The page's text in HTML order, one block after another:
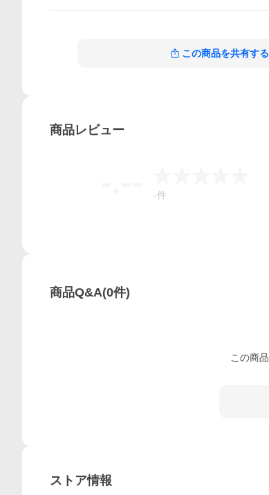
この商品を共有する
商品レビュー
-件
商品Q&A(0件)
この商品
ストア情報